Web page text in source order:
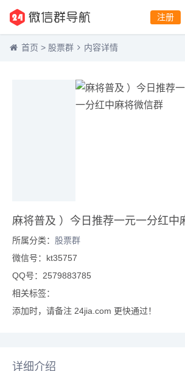
注册
首页 > 股票群 内容详情
麻将普及 ）今日推荐一元一分红中
所属分类： 股票群
微信号：kt35757
QQ号：2579883785
相关标签：
添加时，请备注 24jia.com 更快通过！
详细介绍